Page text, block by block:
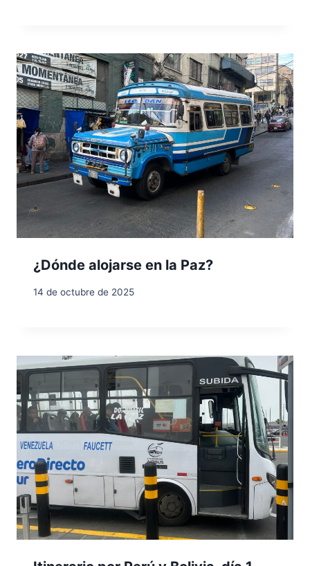
¿Dónde alojarse en la Paz?
14 de octubre de 2025